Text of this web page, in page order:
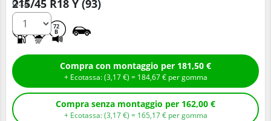
215/45 R18 Y (93)
72
B
Q.tà
Compra con montaggio per 181,50 €
+ Ecotassa: (3,17€ ) = 184,67€ per gomma
Compra senza montaggio per 162,00 €
+ Ecotassa: (3,17€ ) = 165,17€ per gomma